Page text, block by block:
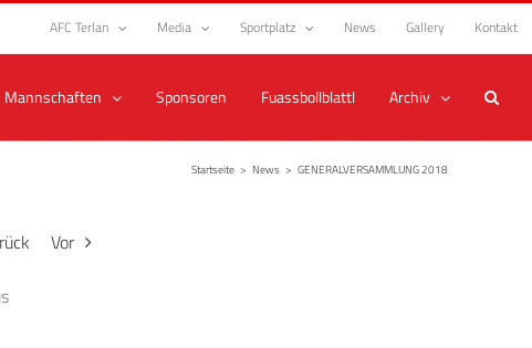
AFC Terlan Media Sportplatz News Gallery Kontakt
Mannschaften Sponsoren Fuassbollblattl Archiv
Startseite > News > GENERALVERSAMMLUNG 2018
Vor